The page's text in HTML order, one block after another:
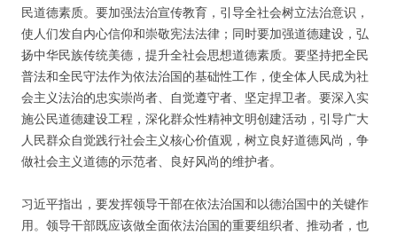
民道德素质。要加强法治宣传教育，引导全社会树立法治意识，
使人们发自内心信仰和崇敬宪法法律；同时要加强道德建设，弘
扬中华民族传统美德，提升全社会思想道德素质。要坚持把全民
普法和全民守法作为依法治国的基础性工作，使全体人民成为社
会主义法治的忠实崇尚者、自觉遵守者、坚定捍卫者。要深入实
施公民道德建设工程，深化群众性精神文明创建活动，引导广大
人民群众自觉践行社会主义核心价值观，树立良好道德风尚，争
做社会主义道德的示范者、良好风尚的维护者。
习近平指出，要发挥领导干部在依法治国和以德治国中的关键作
用。领导干部既应该做全面依法治国的重要组织者、推动者，也